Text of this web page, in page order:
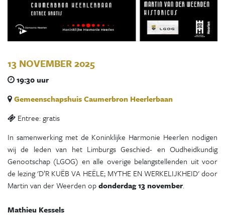
13 NOVEMBER 2025
19:30 uur
Gemeenschapshuis Caumerbron Heerlerbaan
Entree: gratis
In samenwerking met de Koninklijke Harmonie Heerlen nodigen
wij de leden van het Limburgs Geschied- en Oudheidkundig
Genootschap (LGOG) en alle overige belangstellenden uit voor
de lezing 'D’R KUËB VA HEËLE; MYTHE EN WERKELIJKHEID' door
Martin van der Weerden opdonderdag 13 november.
Mathieu Kessels